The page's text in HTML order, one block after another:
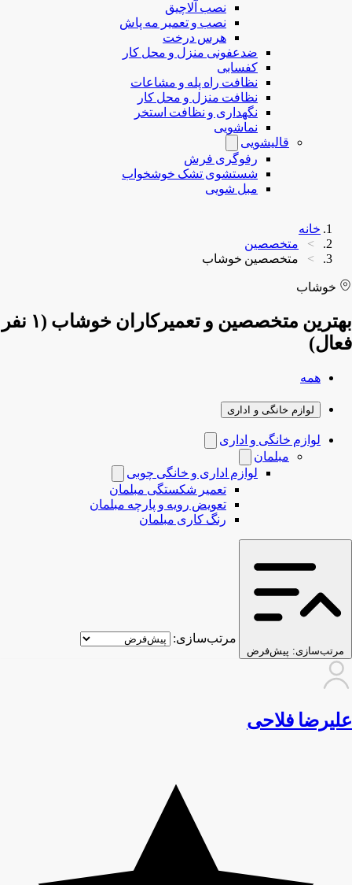
نصب آلاچیق
نصب و تعمیر مه پاش
هرس درخت
ضدعفونی منزل و محل کار
کفسابی
نظافت راه پله و مشاعات
نظافت منزل و محل کار
نگهداری و نظافت استخر
نماشویی
قالیشویی
رفوگری فرش
شستشوی تشک خوشخواب
مبل شویی
خانه
متخصصین
متخصصین خوشاب
خوشاب
بهترین متخصصین و تعمیرکاران خوشاب (۱ نفر
فعال)
همه
لوازم خانگی و اداری
لوازم خانگی و اداری
مبلمان
لوازم اداری و خانگی چوبی
تعمیر شکستگی مبلمان
تعویض رویه و پارچه مبلمان
رنگ کاری مبلمان
مرتب‌سازی: پیش‌فرض
مرتب‌سازی:
علیرضا فلاحی